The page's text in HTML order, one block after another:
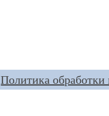
Политика